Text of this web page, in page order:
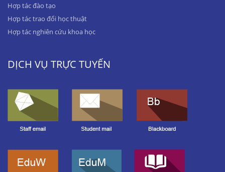
Hợp tác đào tạo
Hợp tác trao đổi học thuật
Hợp tác nghiên cứu khoa học
DỊCH VỤ TRỰC TUYẾN